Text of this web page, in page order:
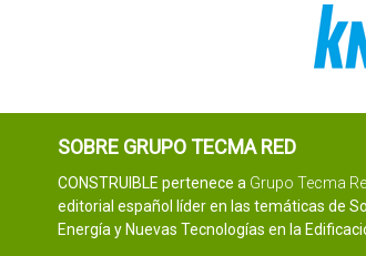
SOBRE GRUPO TECMA RED
CONSTRUIBLE pertenece a Grupo Tecma
editorial español líder en las temáticas de
Energía y Nuevas Tecnologías en la